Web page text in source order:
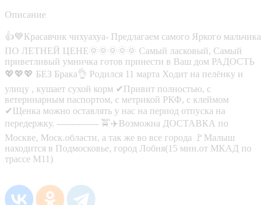
Описание
👍💙Красавчик чихуахуа- Предлагаем самого Яркого мальчика
ПО ЛЕТНЕЙ ЦЕНЕ🌞🌞🌞🌞🌞 Самый ласковый, Самый
приветливый умничка готов принести в Ваш дом РАДОСТЬ
💖💖💖 БЕЗ Брака👌 Родился 11 марта Ходит на пелёнку и
улицу , кушает сухой корм ✔Привит полностью, с
ветеринарным паспортом, с метрикой РКФ, с клеймом
✔Щенка можно оставлять у нас на период отпуска на
передержку. -------------- 🚖✈️Возможна ДОСТАВКА по
Москве, Моск.области, а так же во все города 🚩Малыш
находится в Подмосковье, город Лобня(15 мин.от МКАД по
трассе М11)